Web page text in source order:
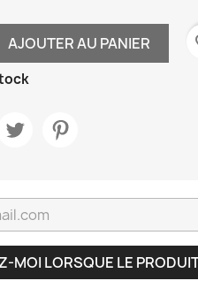
AJOUTER AU PANIER
MOI LORSQUE LE